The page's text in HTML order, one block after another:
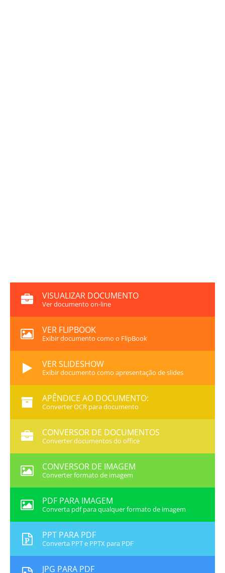
VISUALIZAR DOCUMENTO
Ver documento on-line
VER FLIPBOOK
Exibir documento como o FlipBook
VER SLIDESHOW
Exibir documento como apresentação de slides
APÊNDICE AO DOCUMENTO:
Converter OCR para documento
CONVERSOR DE DOCUMENTOS
Converter documentos do office
CONVERSOR DE IMAGEM
Converter formato de imagem
PDF PARA IMAGEM
Converta pdf para qualquer formato de imagem
PPT PARA PDF
Converta PPT e PPTX para PDF
JPG PARA PDF